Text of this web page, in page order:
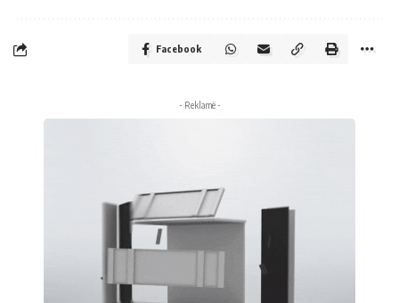
Facebook
- Reklamë -